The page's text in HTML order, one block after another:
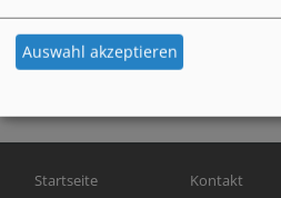
Glauben
Hauptnavigation
Startseite Kontakt
Auswahl akzeptieren